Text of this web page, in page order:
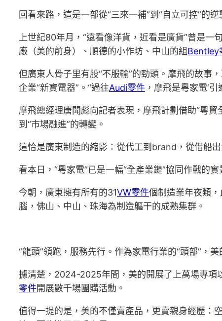
回看來路，這是一部從“三來一補”到“自立可控”的逆
上世紀80年月，“遠看像洋貨，近看是廣貨”曾是
廠（美的前身）、順德的小作坊、中山的組Bentley
但廣東人骨子里有股“不服輸”的勁頭。摩飛的故事
企業“新寶電器”。“過往Audi零件 ，摩飛是粵家電‘
摩飛總經理唐聞彪向記者表現，摩飛計劃借助“粵
到“市場融進”的轉變。
這恰是廣東制造的縮影：從代工到brand，從借船出
看本日，“粵家電”已是一幅“全產業鏈”協同作戰的實
今朝，廣東擁有所有的31VW零件個制造業年夜類
腦，佛山、中山、珠海為制造軀干的成熟集群。
“龍頭”領跑，服務先行。作為家電行業的“頭部”，
據清楚，2024-2025年間，美的開展了上萬場專項
零件開展數千場團購活動。
值得一提的是，美的不僅賣產品，更賣親身經歷：